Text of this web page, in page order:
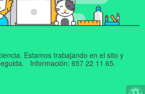
Estamos trabajando en el sito y
Información: 657 22 11 65.